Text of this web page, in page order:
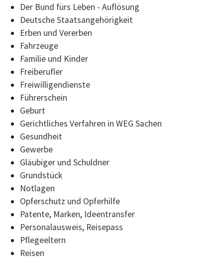
Der Bund fürs Leben - Auflösung
Deutsche Staatsangehörigkeit
Erben und Vererben
Fahrzeuge
Familie und Kinder
Freiberufler
Freiwilligendienste
Führerschein
Geburt
Gerichtliches Verfahren in WEG Sachen
Gesundheit
Gewerbe
Gläubiger und Schuldner
Grundstück
Notlagen
Opferschutz und Opferhilfe
Patente, Marken, Ideentransfer
Personalausweis, Reisepass
Pflegeeltern
Reisen